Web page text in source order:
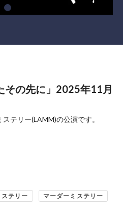
その先に」2025年11月
テリー(LAMM)の公演です。
テリー マーダーミステリー